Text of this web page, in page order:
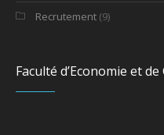
Recrutement (9)
Faculté d’Economie et